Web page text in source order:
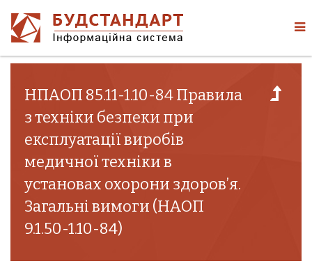
НПАОП 85.11-1.10-84 Правила
з техніки безпеки при
експлуатації виробів
медичної техніки в
установах охорони здоров’я.
Загальні вимоги (НАОП
9.1.50-1.10-84)